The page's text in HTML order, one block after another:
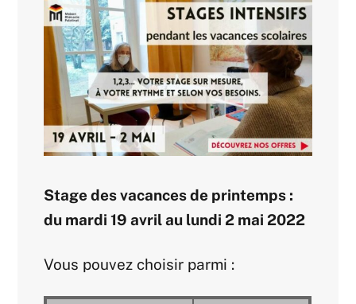
Stage des vacances de printemps :
du mardi 19 avril au lundi 2 mai 2022
Vous pouvez choisir parmi :